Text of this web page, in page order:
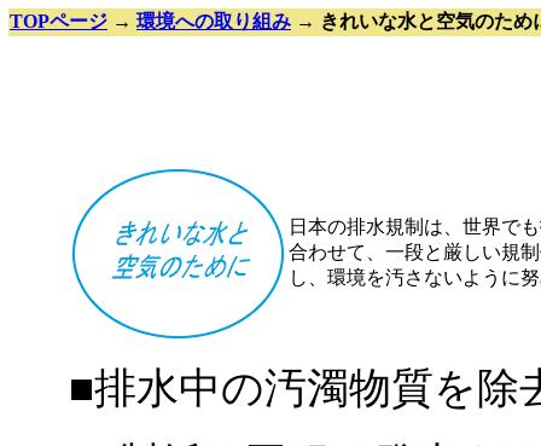
TOPページ → 環境への取り組み → きれいな水と空気のため
日本の排水規制は、世界で
合わせて、一段と厳しい規
し、環境を汚さないように
■排水中の汚濁物質を除